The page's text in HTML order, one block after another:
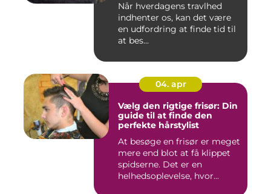
Når hverdagens travlhed
indhenter os, kan det være
en udfordring at finde tid til
at bes...
04. apr
Vælg den rigtige frisør: Din
guide til at finde den
perfekte hårstylist
At besøge en frisør er meget
mere end blot at få klippet
spidserne. Det er en
helhedsoplevelse, hvor...